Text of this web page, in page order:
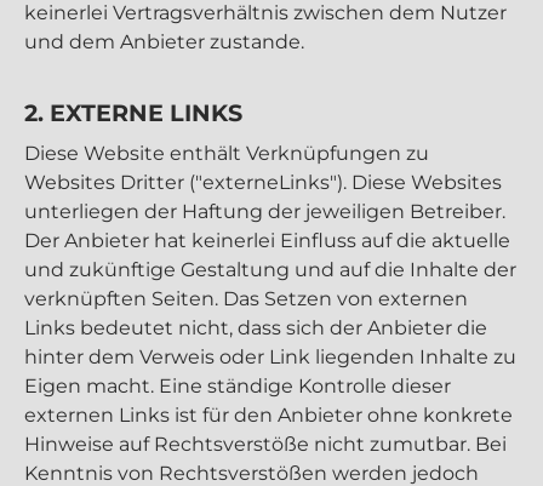
keinerlei Vertragsverhältnis zwischen dem Nutzer
und dem Anbieter zustande.
2. EXTERNE LINKS
Diese Website enthält Verknüpfungen zu
Websites Dritter ("externeLinks"). Diese Websites
unterliegen der Haftung der jeweiligen Betreiber.
Der Anbieter hat keinerlei Einfluss auf die aktuelle
und zukünftige Gestaltung und auf die Inhalte der
verknüpften Seiten. Das Setzen von externen
Links bedeutet nicht, dass sich der Anbieter die
hinter dem Verweis oder Link liegenden Inhalte zu
Eigen macht. Eine ständige Kontrolle dieser
externen Links ist für den Anbieter ohne konkrete
Hinweise auf Rechtsverstöße nicht zumutbar. Bei
Kenntnis von Rechtsverstößen werden jedoch